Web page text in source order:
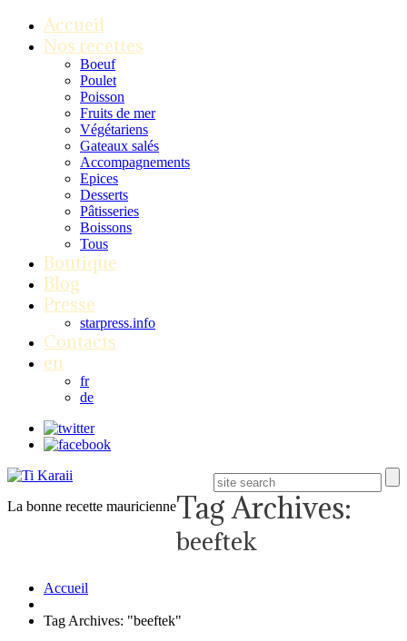
Accueil
Nos recettes
Boeuf
Poulet
Poisson
Fruits de mer
Végétariens
Gateaux salés
Accompagnements
Epices
Desserts
Pâtisseries
Boissons
Tous
Boutique
Blog
Presse
starpress.info
Contacts
en
fr
de
La bonne recette mauricienneTag Archives:
beeftek
Accueil
Tag Archives: "beeftek"